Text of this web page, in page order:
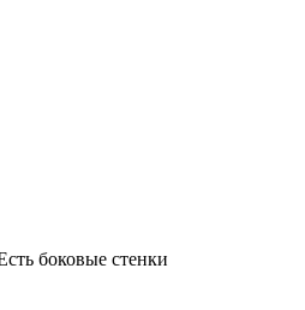
боковые стенки